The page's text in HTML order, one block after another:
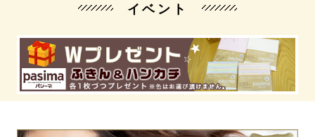
イベント